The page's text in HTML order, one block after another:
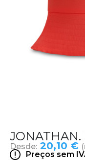
Desde: 20,10 €
Preços sem